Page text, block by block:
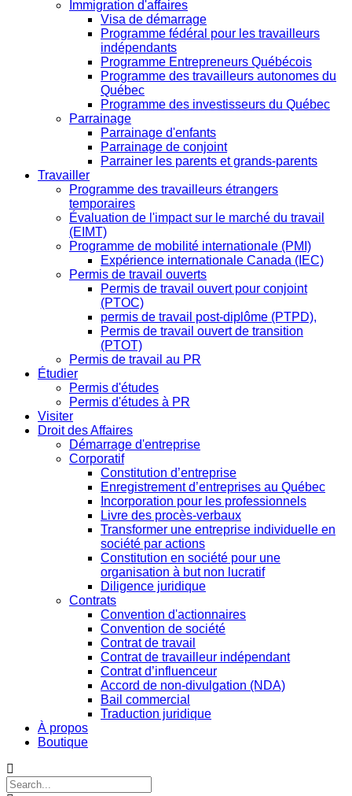
Immigration d'affaires
Visa de démarrage
Programme fédéral pour les travailleurs
indépendants
Programme Entrepreneurs Québécois
Programme des travailleurs autonomes du
Québec
Programme des investisseurs du Québec
Parrainage
Parrainage d'enfants
Parrainage de conjoint
Parrainer les parents et grands-parents
Travailler
Programme des travailleurs étrangers
temporaires
Évaluation de l'impact sur le marché du travail
(EIMT)
Programme de mobilité internationale (PMI)
Expérience internationale Canada (IEC)
Permis de travail ouverts
Permis de travail ouvert pour conjoint
(PTOC)
permis de travail post-diplôme (PTPD),
Permis de travail ouvert de transition
(PTOT)
Permis de travail au PR
Étudier
Permis d'études
Permis d'études à PR
Visiter
Droit des Affaires
Démarrage d'entreprise
Corporatif
Constitution d’entreprise
Enregistrement d’entreprises au Québec
Incorporation pour les professionnels
Livre des procès-verbaux
Transformer une entreprise individuelle en
société par actions
Constitution en société pour une
organisation à but non lucratif
Diligence juridique
Contrats
Convention d'actionnaires
Convention de société
Contrat de travail
Contrat de travailleur indépendant
Contrat d’influenceur
Accord de non-divulgation (NDA)
Bail commercial
Traduction juridique
À propos
Boutique